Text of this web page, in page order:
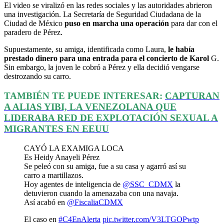
El video se viralizó en las redes sociales y las autoridades abrieron
una investigación. La Secretaría de Seguridad Ciudadana de la
Ciudad de México puso en marcha una operación para dar con el
paradero de Pérez.
Supuestamente, su amiga, identificada como Laura, le había
prestado dinero para una entrada para el concierto de Karol G.
Sin embargo, la joven le cobró a Pérez y ella decidió vengarse
destrozando su carro.
TAMBIÉN TE PUEDE INTERESAR: CAPTURAN
A ALIAS YIBI, LA VENEZOLANA QUE
LIDERABA RED DE EXPLOTACIÓN SEXUAL A
MIGRANTES EN EEUU
CAYÓ LA EXAMIGA LOCA
Es Heidy Anayeli Pérez
Se peleó con su amiga, fue a su casa y agarró así su
carro a martillazos.
Hoy agentes de inteligencia de @SSC_CDMX la
detuvieron cuando la amenazaba con una navaja.
Así acabó en @FiscaliaCDMX
El caso en #C4EnAlerta pic.twitter.com/V3LTGOPwtp